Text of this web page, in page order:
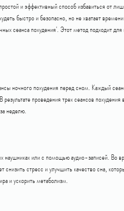
и эффективный способ избавиться от
быстро и безопасно, но не хватает
сеанса похудения'. Этот метод подходит для
ночного похудения перед сном. Каждый
проведения трех сеансов похудения
неделю.
наушниках или с помощью аудио-записей. Во
снизить стресс и улучшить качество сна,
и ускорить метаболизм.